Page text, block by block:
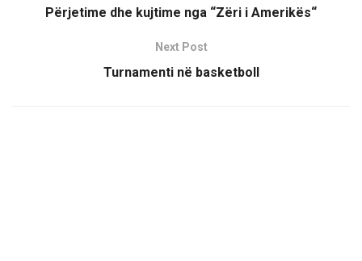
Pёrjetime dhe kujtime nga “Zёri i Amerikёs“
Next Post
Turnamenti në basketboll